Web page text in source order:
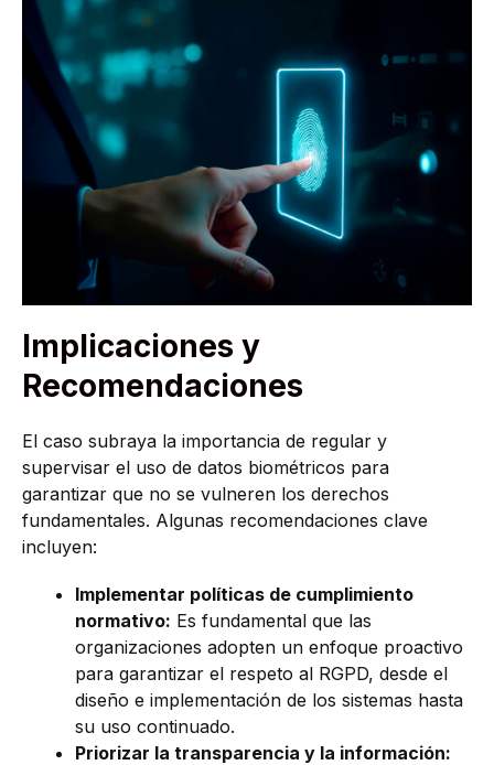
Implicaciones y
Recomendaciones
El caso subraya la importancia de regular y
supervisar el uso de datos biométricos para
garantizar que no se vulneren los derechos
fundamentales. Algunas recomendaciones clave
incluyen:
Implementar políticas de cumplimiento
normativo: Es fundamental que las
organizaciones adopten un enfoque proactivo
para garantizar el respeto al RGPD, desde el
diseño e implementación de los sistemas hasta
su uso continuado.
Priorizar la transparencia y la información: